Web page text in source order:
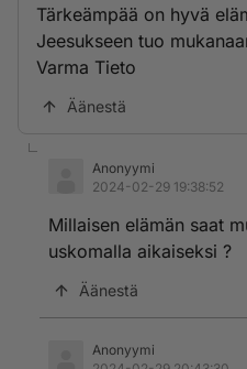
Tärkeämpää on hyvä
Jeesukseen tuo
Varma Tieto
Äänestä
Anonyymi
2024-02-29 19:38:52
Millaisen elämän saat
uskomalla aikaiseksi ?
Äänestä
Anonyymi